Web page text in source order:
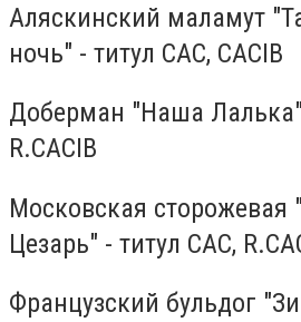
Аляскинский маламут
ночь" - титул CAC, CACIB
Доберман "Наша Лалька"
R.CACIB
Московская
Цезарь" - титул CAC,
Французский бульдог